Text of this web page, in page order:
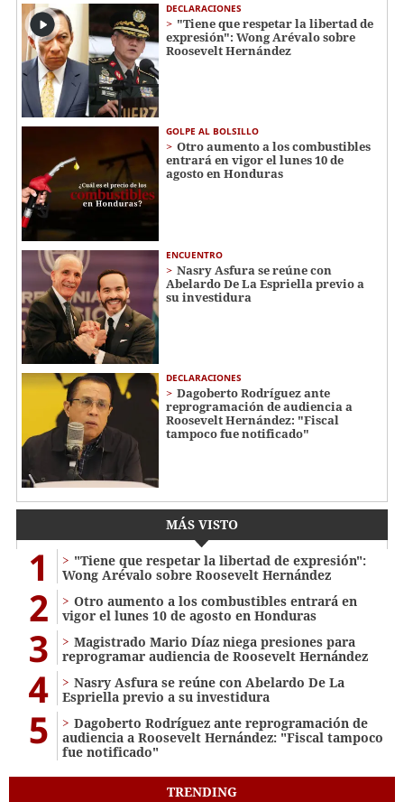
DECLARACIONES
"Tiene que respetar la libertad de
expresión": Wong Arévalo sobre
Roosevelt Hernández
GOLPE AL BOLSILLO
Otro aumento a los combustibles
entrará en vigor el lunes 10 de
agosto en Honduras
ENCUENTRO
Nasry Asfura se reúne con
Abelardo De La Espriella previo a
su investidura
DECLARACIONES
Dagoberto Rodríguez ante
reprogramación de audiencia a
Roosevelt Hernández: "Fiscal
tampoco fue notificado"
MÁS VISTO
1
"Tiene que respetar la libertad de expresión":
Wong Arévalo sobre Roosevelt Hernández
2
Otro aumento a los combustibles entrará en
vigor el lunes 10 de agosto en Honduras
3
Magistrado Mario Díaz niega presiones para
reprogramar audiencia de Roosevelt Hernández
4
Nasry Asfura se reúne con Abelardo De La
Espriella previo a su investidura
5
Dagoberto Rodríguez ante reprogramación de
audiencia a Roosevelt Hernández: "Fiscal tampoco
fue notificado"
TRENDING